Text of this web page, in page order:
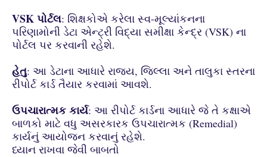
VSK પોર્ટલ: શિક્ષકોએ કરેલા સ્વ-મૂલ્યાંકનના
પરિણામોની ડેટા એન્ટ્રી વિદ્યા સમીક્ષા કેન્દ્ર (VSK) ના
પોર્ટલ પર કરવાની રહેશે.
હેતુ: આ ડેટાના આધારે રાજ્ય, જિલ્લા અને તાલુકા સ્તરના
રીપોર્ટ કાર્ડ તૈયાર કરવામાં આવશે.
ઉપચારાત્મક કાર્ય: આ રીપોર્ટ કાર્ડના આધારે જે તે કક્ષાએ
બાળકો માટે વધુ અસરકારક ઉપચારાત્મક (Remedial)
કાર્યનું આયોજન કરવાનું રહેશે.
ધ્યાન રાખવા જેવી બાબતો